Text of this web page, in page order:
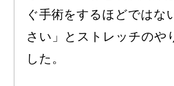
ぐ手術をするほどではな
さい」とストレッチのや
した。